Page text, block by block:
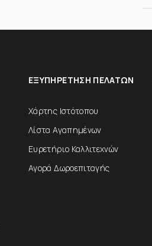
ΕΞΥΠΗΡΈΤΗΣΗ ΠΕΛΑΤΏΝ
Χάρτης Ιστότοπου
Λίστα Αγαπημένων
Ευρετήριο Καλλιτεχνών
Αγορά Δωροεπιταγής